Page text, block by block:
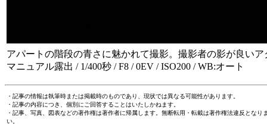
アパートの階段の青さに魅かれて撮影。撮影者の影が良い
マニュアル露出 / 1/400秒 / F8 / 0EV / ISO200 / WB:オート
・記事の情報は執筆時または掲載時のものであり、現状では異なる可能性があります。
・記事の内容につき、個別にご回答することはいたしかねます。
・記事、写真、図表などの著作権は著作者に帰属します。無断転用・転載は著作権法違反とな
い。